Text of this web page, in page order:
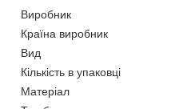
Виробник
Країна виробник
Вид
Кількість в упаковці
Матеріал